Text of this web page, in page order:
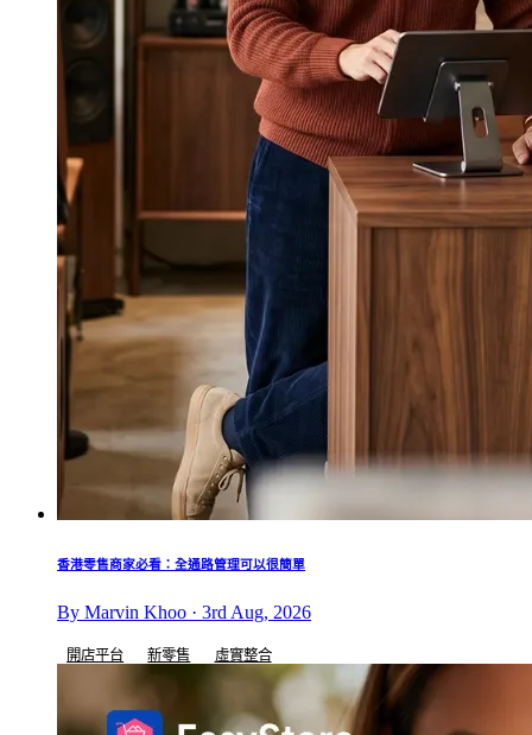
香港零售商家必看：全通路管理可以很簡單
By Marvin Khoo · 3rd Aug, 2026
開店平台 新零售 虛實整合